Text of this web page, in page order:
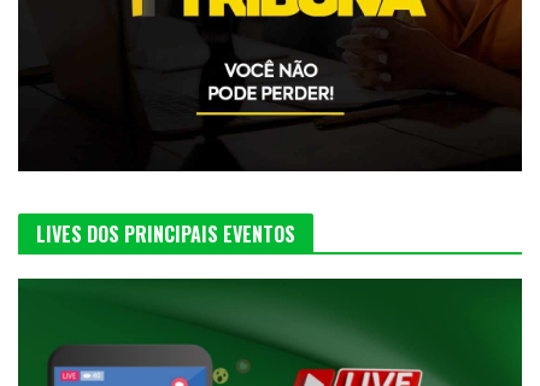
LIVES DOS PRINCIPAIS EVENTOS